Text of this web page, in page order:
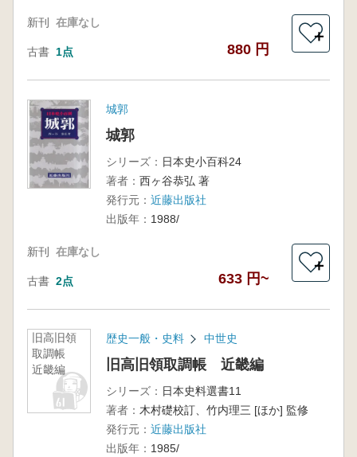
新刊 在庫なし
古書 1点 880 円
＋
城郭
城郭
シリーズ： 日本史小百科24
著者： 西ヶ谷恭弘 著
発行元： 近藤出版社
出版年： 1988/
新刊 在庫なし
古書 2点 633 円~
＋
旧高旧領
取調帳
近畿編
歴史一般・史料 中世史
旧高旧領取調帳 近畿編
シリーズ： 日本史料選書11
著者： 木村礎校訂、竹内理三 [ほか] 監修
発行元： 近藤出版社
出版年： 1985/